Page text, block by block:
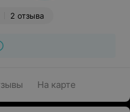
2 отзыва
На карте